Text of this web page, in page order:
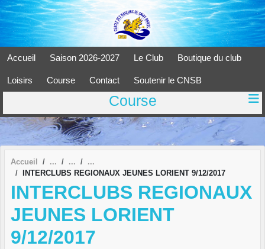
Accueil Saison 2026-2027 Le Club Boutique du club
Loisirs Course Contact Soutenir le CNSB
Course
Accueil
INTERCLUBS REGIONAUX JEUNES LORIENT 9/12/2017
INTERCLUBS REGIONAUX
JEUNES LORIENT
9/12/2017
Panneau de gestion des cookies